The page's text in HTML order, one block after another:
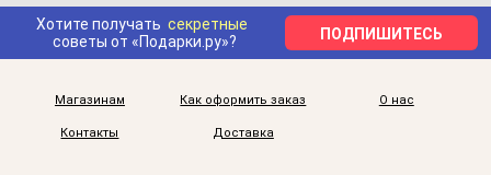
Хотите получать секретные
советы от «Подарки.ру»?
ПОДПИШИТЕСЬ
Магазинам Как оформить заказ О нас
Контакты Доставка